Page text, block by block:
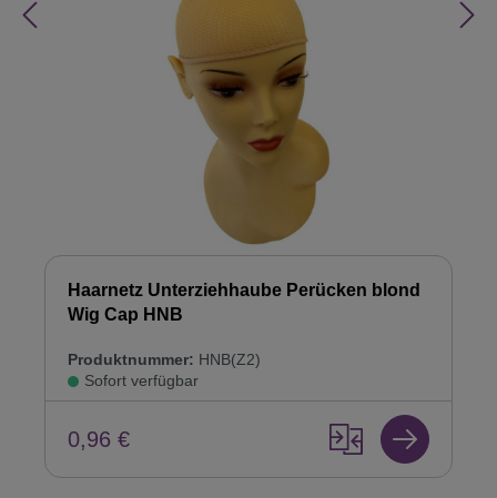
Haarnetz Unterziehhaube Perücken blond
Wig Cap HNB
Produktnummer: HNB(Z2)
Sofort verfügbar
0,96 €